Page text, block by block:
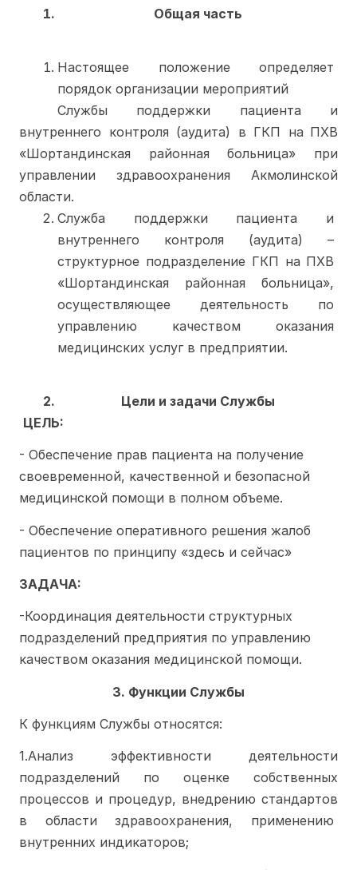
Общая часть
Настоящее положение определяет
порядок организации мероприятий
Службы поддержки пациента и
внутреннего контроля (аудита) в ГКП на ПХВ
«Шортандинская районная больница» при
управлении здравоохранения Акмолинской
области.
Служба поддержки пациента и
внутреннего контроля (аудита) –
структурное подразделение ГКП на ПХВ
«Шортандинская районная больница»,
осуществляющее деятельность по
управлению качеством оказания
медицинских услуг в предприятии.
Цели и задачи Службы
ЦЕЛЬ:
- Обеспечение прав пациента на получение
своевременной, качественной и безопасной
медицинской помощи в полном объеме.
- Обеспечение оперативного решения жалоб
пациентов по принципу «здесь и сейчас»
ЗАДАЧА:
-Координация деятельности структурных
подразделений предприятия по управлению
качеством оказания медицинской помощи.
3. Функции Службы
К функциям Службы относятся:
1.Анализ эффективности деятельности
подразделений по оценке собственных
процессов и процедур, внедрению стандартов
в области здравоохранения, применению
внутренних индикаторов;